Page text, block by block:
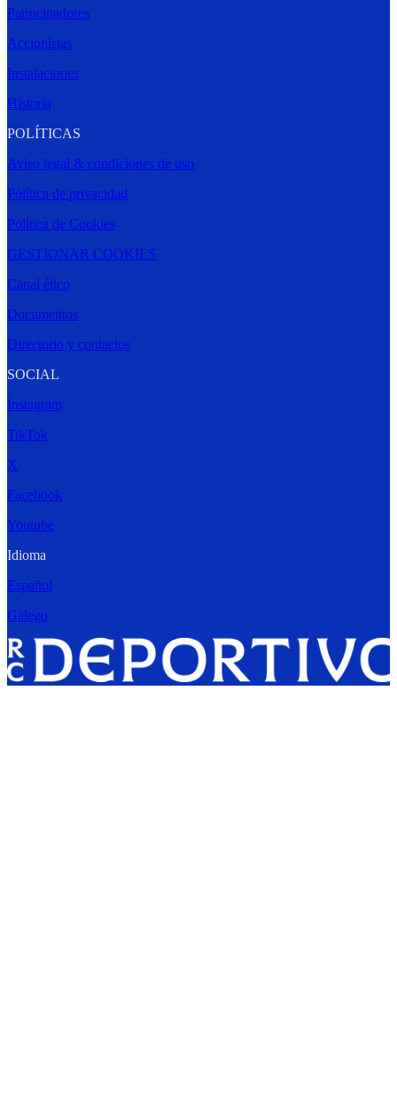
Patrocinadores
Accionistas
Instalaciones
Historia
POLÍTICAS
Aviso legal & condiciones de uso
Política de privacidad
Política de Cookies
GESTIONAR COOKIES
Canal ético
Documentos
Directorio y contactos
SOCIAL
Instagram
TikTok
X
Facebook
Youtube
Idioma
Español
Galego